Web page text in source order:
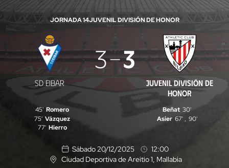
JORNADA 14JUVENIL DIVISIÓN DE HONOR
Eibar
-
Juvenil
División
SD EIBAR
3 3
JUVENIL DIVISIÓN DE
HONOR
45' Romero
75' Vázquez
77' Hierro
Beñat 30'
Asier 67' , 90'
Sábado 20/12/2025
12:00
U
Ciudad Deportiva de Areitio 1 , Mallabia